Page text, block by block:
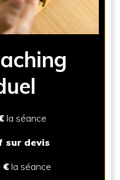
la séance
sur devis
€la séance